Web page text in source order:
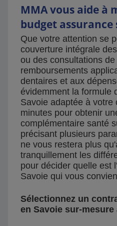
MMA vous aide à
budget assurance
Que votre attention se
couverture intégrale
ou des consultations
remboursements
dentaires et aux
évidemment la formule
Savoie adaptée à votre
minutes pour obtenir
complémentaire santé
précisant plusieurs
ne vous restera plus
tranquillement les
pour décider quelle est
Savoie qui vous
Sélectionnez un
en Savoie sur-mesure